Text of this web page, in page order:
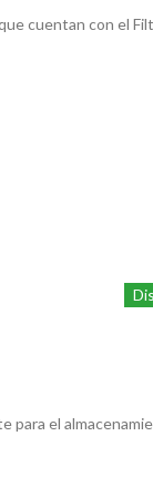
cuentan con el
el